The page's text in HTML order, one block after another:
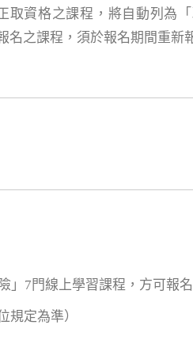
取資格之課程，將自動列為
之課程，須於報名期間重新
」7門線上學習課程，方可報名
規定為準）